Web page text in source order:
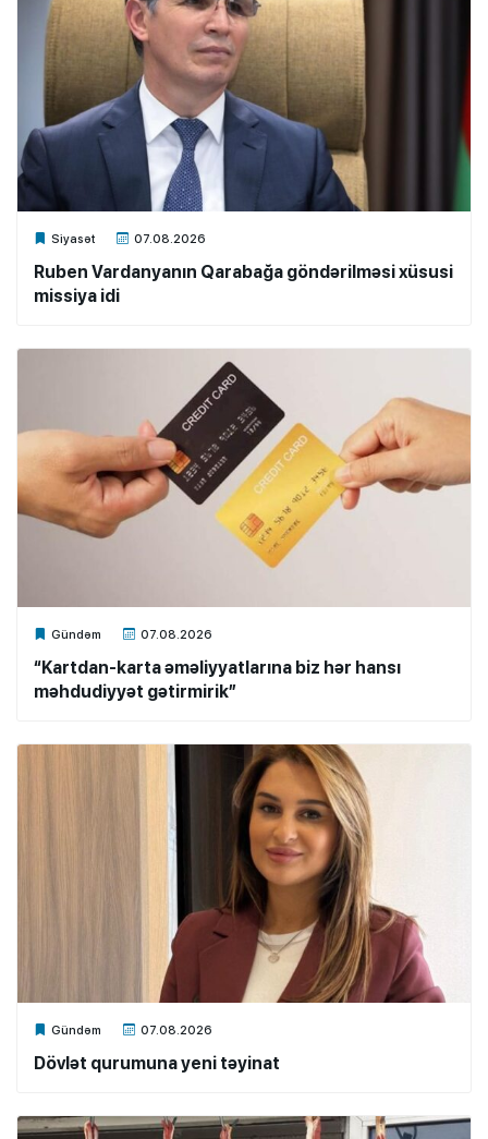
Siyasət 07.08.2026
Xalq.Online
Ruben Vardanyanın Qarabağa göndərilməsi xüsusi
missiya idi
Gündəm 07.08.2026
Xalq.Online
“Kartdan-karta əməliyyatlarına biz hər hansı
məhdudiyyət gətirmirik”
Gündəm 07.08.2026
Xalq.Online
Dövlət qurumuna yeni təyinat